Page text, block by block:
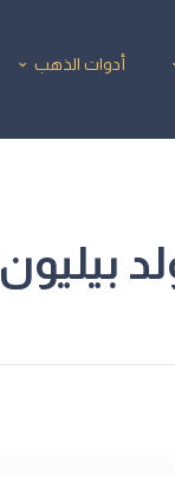
أدوات الذهب
6/2026